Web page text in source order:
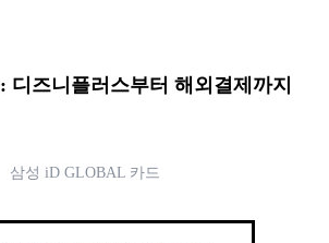
: 디즈니플러스부터 해외결제까지
삼성 iD GLOBAL 카드